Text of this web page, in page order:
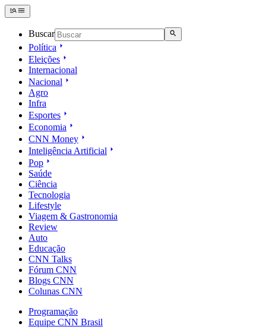
Buscar
Política
Eleições
Internacional
Nacional
Agro
Infra
Esportes
Economia
CNN Money
Inteligência Artificial
Pop
Saúde
Ciência
Tecnologia
Lifestyle
Viagem & Gastronomia
Review
Auto
Educação
CNN Talks
Fórum CNN
Blogs CNN
Colunas CNN
Programação
Equipe CNN Brasil